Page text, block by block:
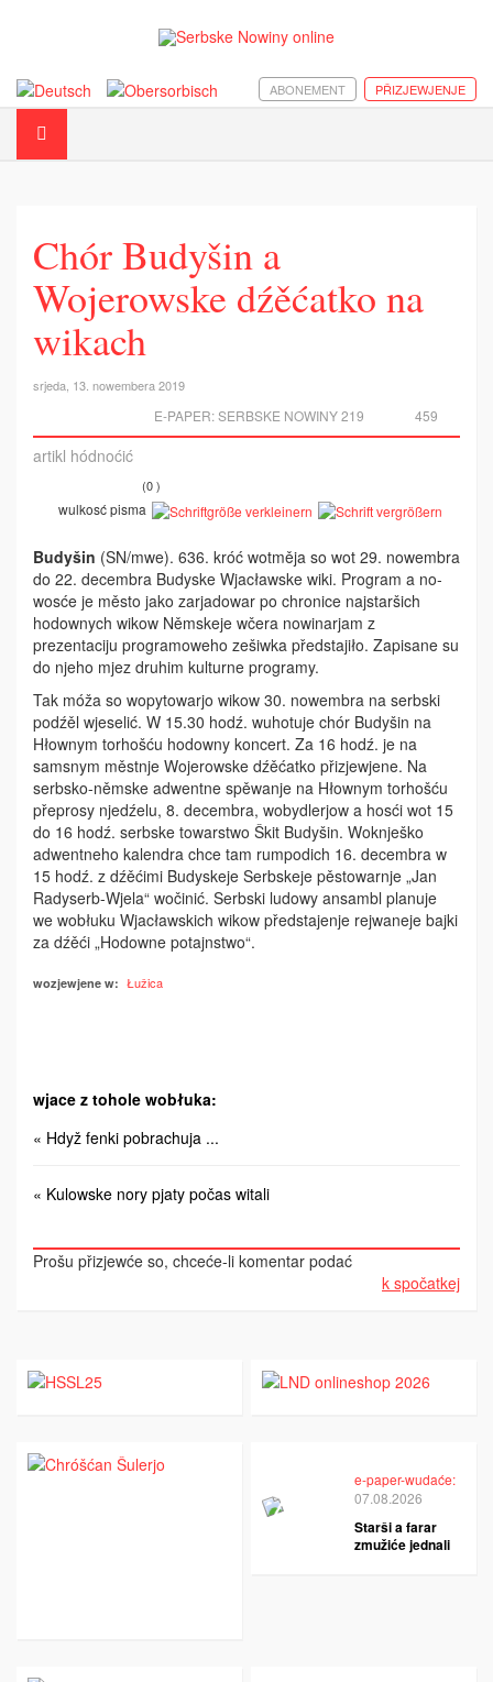
PŘIZJEWJENJE
ABONEMENT
Chór Budyšin a
Wojerowske dźěćatko na
wikach
srjeda, 13. nowembera 2019
459
E-PAPER:SERBSKE NOWINY 219
artikl hódnoćić
(0 )
wulkosć pisma
Budyšin (SN/mwe). 636. króć wotměja so wot 29. nowembra
do 22. decembra Budyske Wjacławske wiki. Program a no­
wosće je město jako zarjadowar po chronice najstaršich
hodownych wikow Němskeje wčera nowinarjam z
prezentaciju programoweho zešiwka předstajiło. Zapisane su
do njeho mjez druhim kulturne programy.
Tak móža so wopytowarjo wikow 30. nowembra na serbski
podźěl wjeselić. W 15.30 hodź. wuhotuje chór Budyšin na
Hłownym torhošću hodowny koncert. Za 16 hodź. je na
samsnym městnje Wojerowske dźěćatko přizjewjene. Na
serbsko-němske adwentne spěwanje na Hłownym torhošću
přeprosy njedźelu, 8. decembra, wobydlerjow a hosći wot 15
do 16 hodź. serbske towarstwo Škit Budyšin. Woknješko
adwentneho kalendra chce tam rumpodich 16. decembra w
15 hodź. z dźěćimi Budyskeje Serb­skeje pěstowarnje „Jan
Radyserb-Wjela“ wočinić. Serbski ludowy ansambl pla­nuje
we wobłuku Wjacławskich­ wikow předstajenje rejwaneje bajki
za dźěći „Hodowne potajnstwo“.
wozjewjene w: Łužica
wjace z tohole wobłuka:
« Hdyž fenki pobrachuja ...
« Kulowske nory pjaty počas witali
Prošu přizjewće so, chceće-li komentar podać
k spočatkej
e-paper-wudaće:
07.08.2026
Starši a farar
zmužiće jednali